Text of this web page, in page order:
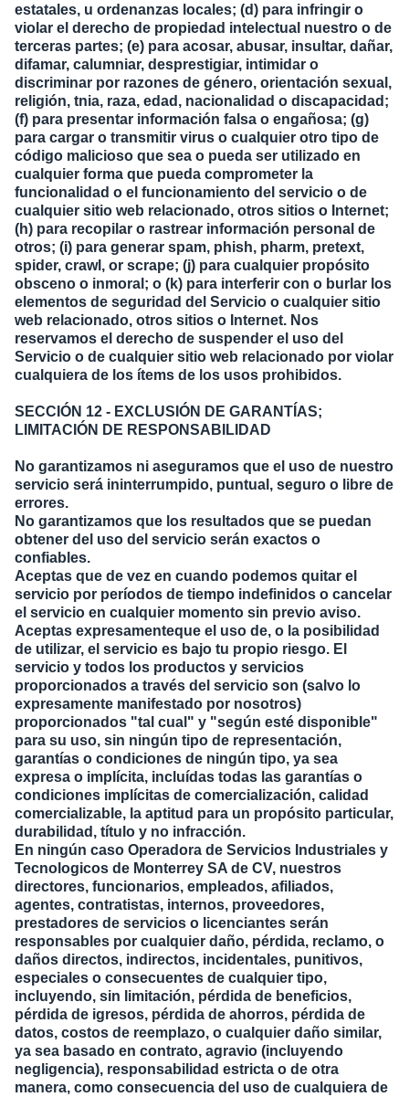
estatales, u ordenanzas locales; (d) para infringir o
violar el derecho de propiedad intelectual nuestro o de
terceras partes; (e) para acosar, abusar, insultar, dañar,
difamar, calumniar, desprestigiar, intimidar o
discriminar por razones de género, orientación sexual,
religión, tnia, raza, edad, nacionalidad o discapacidad;
(f) para presentar información falsa o engañosa; (g)
para cargar o transmitir virus o cualquier otro tipo de
código malicioso que sea o pueda ser utilizado en
cualquier forma que pueda comprometer la
funcionalidad o el funcionamiento del servicio o de
cualquier sitio web relacionado, otros sitios o Internet;
(h) para recopilar o rastrear información personal de
otros; (i) para generar spam, phish, pharm, pretext,
spider, crawl, or scrape; (j) para cualquier propósito
obsceno o inmoral; o (k) para interferir con o burlar los
elementos de seguridad del Servicio o cualquier sitio
web relacionado, otros sitios o Internet. Nos
reservamos el derecho de suspender el uso del
Servicio o de cualquier sitio web relacionado por violar
cualquiera de los ítems de los usos prohibidos.
SECCIÓN 12 - EXCLUSIÓN DE GARANTÍAS;
LIMITACIÓN DE RESPONSABILIDAD
No garantizamos ni aseguramos que el uso de nuestro
servicio será ininterrumpido, puntual, seguro o libre de
errores.
No garantizamos que los resultados que se puedan
obtener del uso del servicio serán exactos o
confiables.
Aceptas que de vez en cuando podemos quitar el
servicio por períodos de tiempo indefinidos o cancelar
el servicio en cualquier momento sin previo aviso.
Aceptas expresamenteque el uso de, o la posibilidad
de utilizar, el servicio es bajo tu propio riesgo. El
servicio y todos los productos y servicios
proporcionados a través del servicio son (salvo lo
expresamente manifestado por nosotros)
proporcionados "tal cual" y "según esté disponible"
para su uso, sin ningún tipo de representación,
garantías o condiciones de ningún tipo, ya sea
expresa o implícita, incluídas todas las garantías o
condiciones implícitas de comercialización, calidad
comercializable, la aptitud para un propósito particular,
durabilidad, título y no infracción.
En ningún caso Operadora de Servicios Industriales y
Tecnologicos de Monterrey SA de CV, nuestros
directores, funcionarios, empleados, afiliados,
agentes, contratistas, internos, proveedores,
prestadores de servicios o licenciantes serán
responsables por cualquier daño, pérdida, reclamo, o
daños directos, indirectos, incidentales, punitivos,
especiales o consecuentes de cualquier tipo,
incluyendo, sin limitación, pérdida de beneficios,
pérdida de igresos, pérdida de ahorros, pérdida de
datos, costos de reemplazo, o cualquier daño similar,
ya sea basado en contrato, agravio (incluyendo
negligencia), responsabilidad estricta o de otra
manera, como consecuencia del uso de cualquiera de